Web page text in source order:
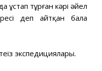
ұстап тұрған кәрі әйел
деп айтқан бала
экспедициялары.